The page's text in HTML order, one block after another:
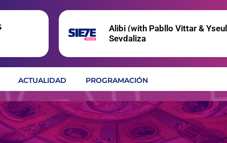
Alibi (with Pabllo Vittar &
Sevdaliza
ACTUALIDAD PROGRAMACIÓN